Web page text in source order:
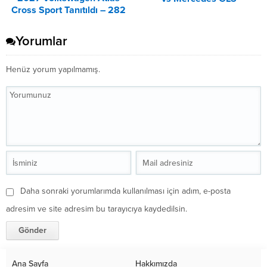
Cross Sport Tanıtıldı – 282
Yorumlar
Henüz yorum yapılmamış.
Daha sonraki yorumlarımda kullanılması için adım, e-posta
adresim ve site adresim bu tarayıcıya kaydedilsin.
Ana Sayfa Hakkımızda